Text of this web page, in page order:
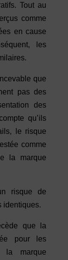
Tout au
comme
en cause
les
que
pas des
des
qu’ils
le risque
comme
la marque
risque de
identiques.
que la
pour les
la marque